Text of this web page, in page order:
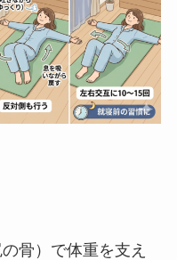
骨）で体重を支え